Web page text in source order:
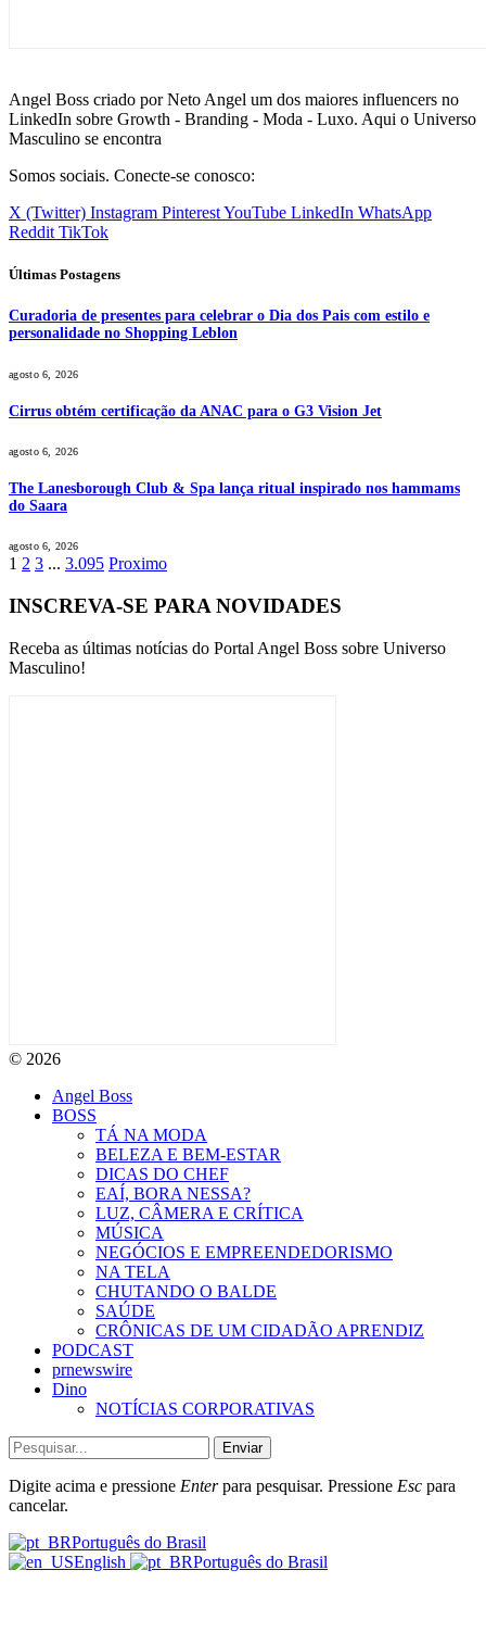
Angel Boss criado por Neto Angel um dos maiores influencers no
LinkedIn sobre Growth - Branding - Moda - Luxo. Aqui o Universo
Masculino se encontra
Somos sociais. Conecte-se conosco:
X (Twitter) Instagram PinterestYouTube LinkedIn WhatsApp
Reddit TikTok
Últimas Postagens
Curadoria de presentes para celebrar o Dia dos Pais com estilo e
personalidade no Shopping Leblon
agosto 6, 2026
Cirrus obtém certificação da ANAC para o G3 Vision Jet
agosto 6, 2026
The Lanesborough Club & Spa lança ritual inspirado nos hammams
do Saara
agosto 6, 2026
1 2 3 ... 3.095 Proximo
INSCREVA-SE PARA NOVIDADES
Receba as últimas notícias do Portal Angel Boss sobre Universo
Masculino!
© 2026
Angel Boss
BOSS
TÁ NA MODA
BELEZA E BEM-ESTAR
DICAS DO CHEF
EAÍ, BORA NESSA?
LUZ, CÂMERA E CRÍTICA
MÚSICA
NEGÓCIOS E EMPREENDEDORISMO
NA TELA
CHUTANDO O BALDE
SAÚDE
CRÔNICAS DE UM CIDADÃO APRENDIZ
PODCAST
prnewswire
Dino
NOTÍCIAS CORPORATIVAS
Enviar
Digite acima e pressione Enterpara pesquisar. Pressione Esc para
cancelar.
Português do Brasil
English
Português do Brasil